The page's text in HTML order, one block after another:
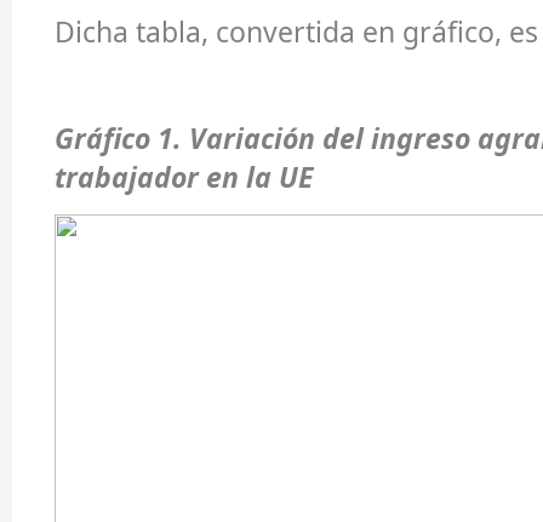
Dicha tabla, convertida en gráfico,
Gráfico 1. Variación del ingreso
trabajador en la UE